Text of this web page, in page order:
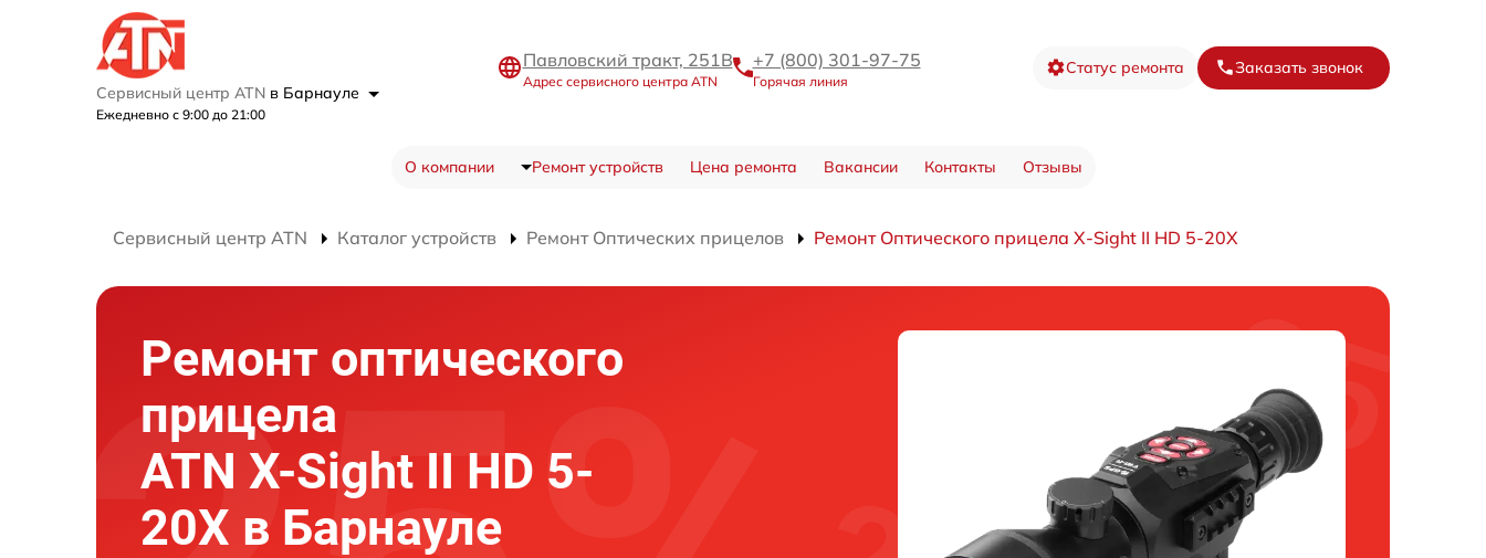
Сервисный центр ATN в Барнауле
Ежедневно с 9:00 до 21:00
Павловский тракт, 251В
Адрес сервисного центра ATN
+7 (800) 301-97-75
Горячая линия
Статус ремонта Заказать звонок
О компании Ремонт устройств Цена ремонта Вакансии Контакты Отзывы
Сервисный центр ATN Каталог устройств Ремонт Оптических прицелов Ремонт Оптического прицела X-Sight II HD 5-20X
Ремонт оптического
прицела
ATN X-Sight II HD 5-
20X в Барнауле